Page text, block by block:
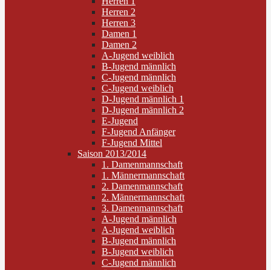
Herren 2
Herren 3
Damen 1
Damen 2
A-Jugend weiblich
B-Jugend männlich
C-Jugend männlich
C-Jugend weiblich
D-Jugend männlich 1
D-Jugend männlich 2
E-Jugend
F-Jugend Anfänger
F-Jugend Mittel
Saison 2013/2014
1. Damenmannschaft
1. Männermannschaft
2. Damenmannschaft
2. Männermannschaft
3. Damenmannschaft
A-Jugend männlich
A-Jugend weiblich
B-Jugend männlich
B-Jugend weiblich
C-Jugend männlich